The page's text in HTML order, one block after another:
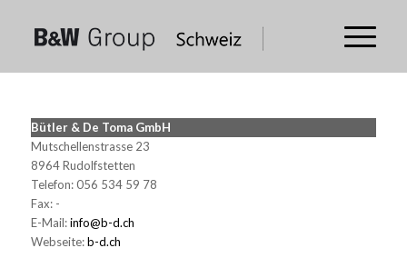
Bütler & De Toma GmbH
Mutschellenstrasse 23
8964 Rudolfstetten
Telefon: 056 534 59 78
Fax: -
E-Mail:info@b-d.ch
Webseite:b-d.ch